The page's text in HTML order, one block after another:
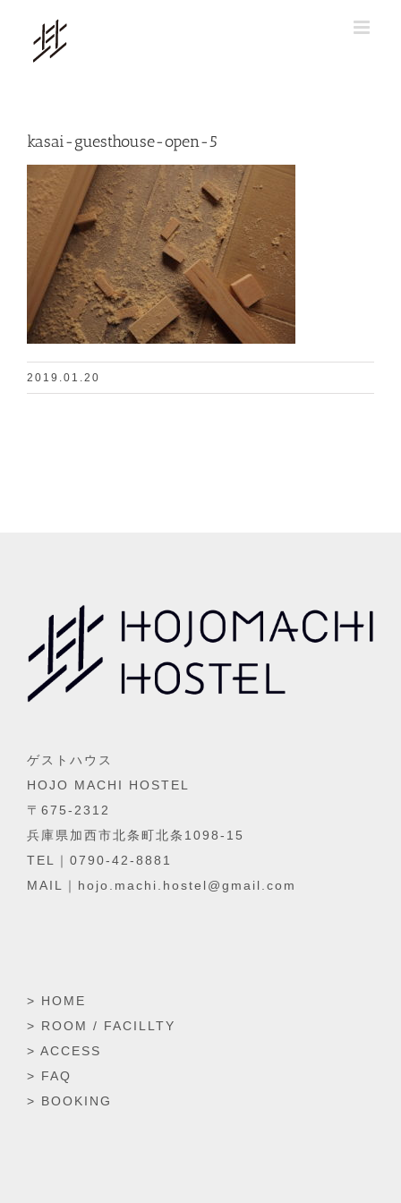
content
kasai-guesthouse-open-5
2019.01.20
ゲストハウス
HOJO MACHI HOSTEL
〒675-2312
兵庫県加西市北条町北条1098-15
TEL｜0790-42-8881
MAIL｜hojo.machi.hostel@gmail.com
> HOME
> ROOM / FACILLTY
> ACCESS
> FAQ
> BOOKING